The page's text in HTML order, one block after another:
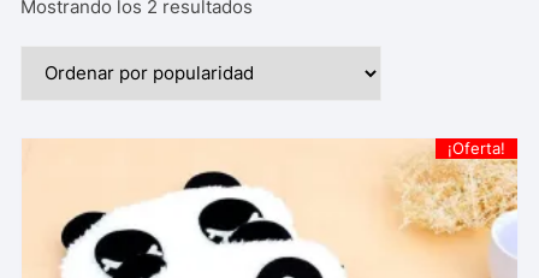
Mostrando los 2 resultados
¡Oferta!